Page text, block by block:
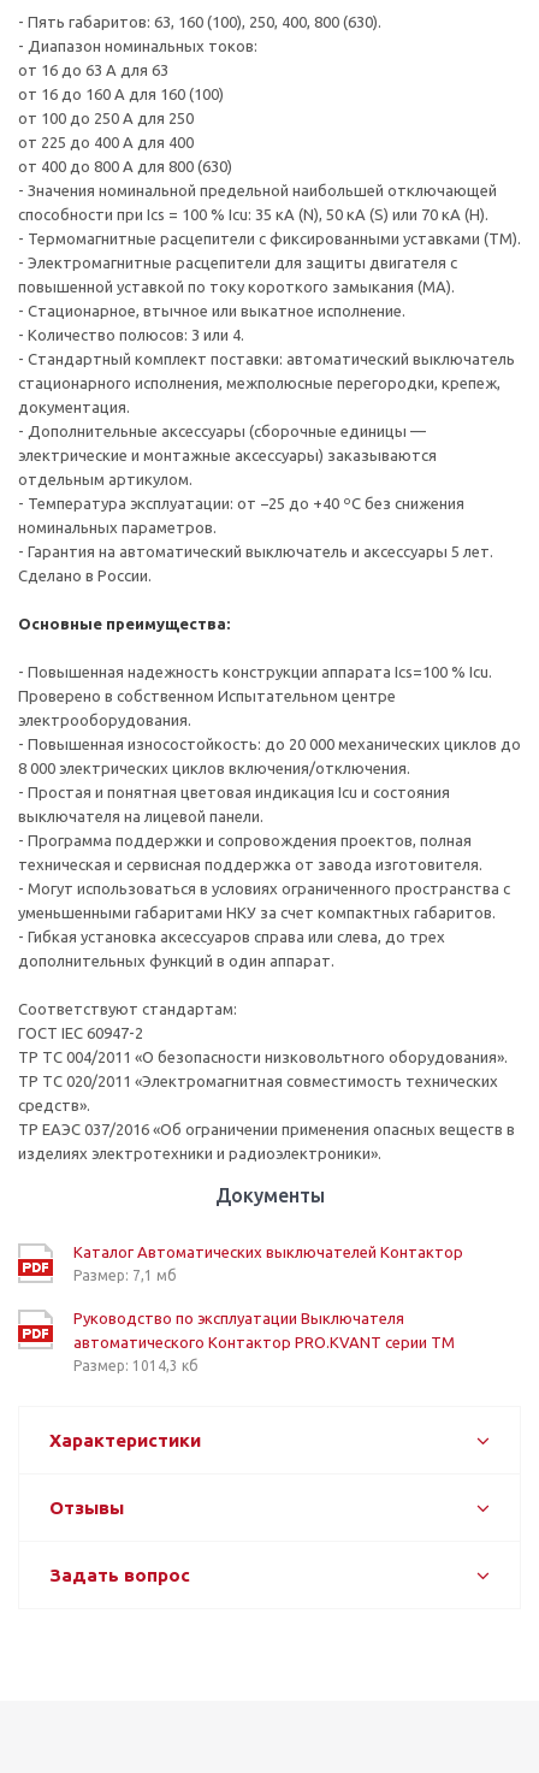
- Пять габаритов: 63, 160 (100), 250, 400, 800 (630).
- Диапазон номинальных токов:
от 16 до 63 А для 63
от 16 до 160 А для 160 (100)
от 100 до 250 А для 250
от 225 до 400 А для 400
от 400 до 800 А для 800 (630)
- Значения номинальной предельной наибольшей отключающей
способности при Ics = 100 % Icu: 35 кА (N), 50 кА (S) или 70 кА (H).
- Термомагнитные расцепители с фиксированными уставками (TM).
- Электромагнитные расцепители для защиты двигателя с
повышенной уставкой по току короткого замыкания (МА).
- Стационарное, втычное или выкатное исполнение.
- Количество полюсов: 3 или 4.
- Стандартный комплект поставки: автоматический выключатель
стационарного исполнения, межполюсные перегородки, крепеж,
документация.
- Дополнительные аксессуары (сборочные единицы —
электрические и монтажные аксессуары) заказываются
отдельным артикулом.
- Температура эксплуатации: от −25 до +40 ºС без снижения
номинальных параметров.
- Гарантия на автоматический выключатель и аксессуары 5 лет.
Сделано в России.
Основные преимущества:
- Повышенная надежность конструкции аппарата Ics=100 % Icu.
Проверено в собственном Испытательном центре
электрооборудования.
- Повышенная износостойкость: до 20 000 механических циклов до
8 000 электрических циклов включения/отключения.
- Простая и понятная цветовая индикация Icu и состояния
выключателя на лицевой панели.
- Программа поддержки и сопровождения проектов, полная
техническая и сервисная поддержка от завода изготовителя.
- Могут использоваться в условиях ограниченного пространства с
уменьшенными габаритами НКУ за счет компактных габаритов.
- Гибкая установка аксессуаров справа или слева, до трех
дополнительных функций в один аппарат.
Соответствуют стандартам:
ГОСТ IEC 60947-2
ТР ТС 004/2011 «О безопасности низковольтного оборудования».
ТР ТС 020/2011 «Электромагнитная совместимость технических
средств».
ТР ЕАЭС 037/2016 «Об ограничении применения опасных веществ в
изделиях электротехники и радиоэлектроники».
Документы
Каталог Автоматических выключателей Контактор
Размер: 7,1 мб
Руководство по эксплуатации Выключателя
автоматического Контактор PRO.KVANT серии TM
Размер: 1014,3 кб
Характеристики
Отзывы
Задать вопрос